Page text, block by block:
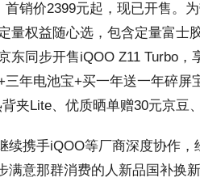
销价2399元起，现已开售。
量权益随心选，包含定量富士
同步开售iQOO Z11 Turbo
年电池宝+买一年送一年碎屏
夹Lite、优质晒单赠30元京豆
携手iQOO等厂商深度协作，
意那群消费的人新品国补换